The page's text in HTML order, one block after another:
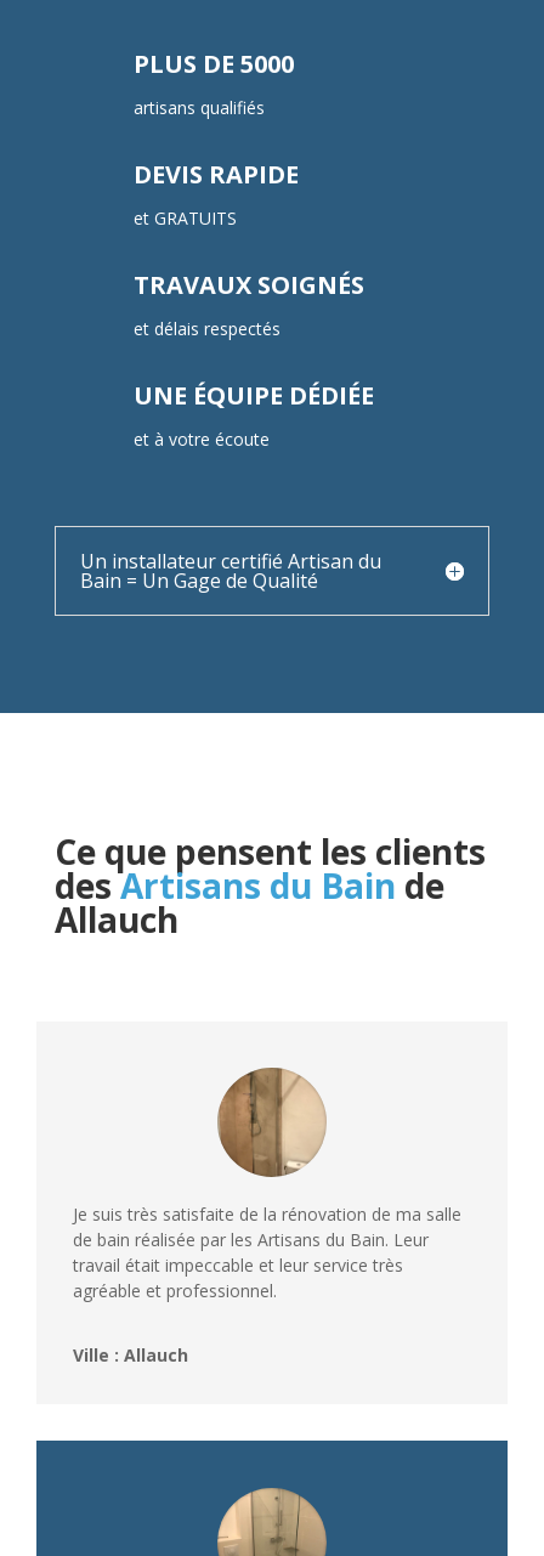
PLUS DE 5000
artisans qualifiés
DEVIS RAPIDE
et GRATUITS
TRAVAUX SOIGNÉS
et délais respectés
UNE ÉQUIPE DÉDIÉE
et à votre écoute
Un installateur certifié Artisan du
Bain = Un Gage de Qualité
Ce que pensent les clients
desArtisans du Bain de
Allauch
Je suis très satisfaite de la rénovation de ma salle
de bain réalisée par les Artisans du Bain. Leur
travail était impeccable et leur service très
agréable et professionnel.
Ville : Allauch